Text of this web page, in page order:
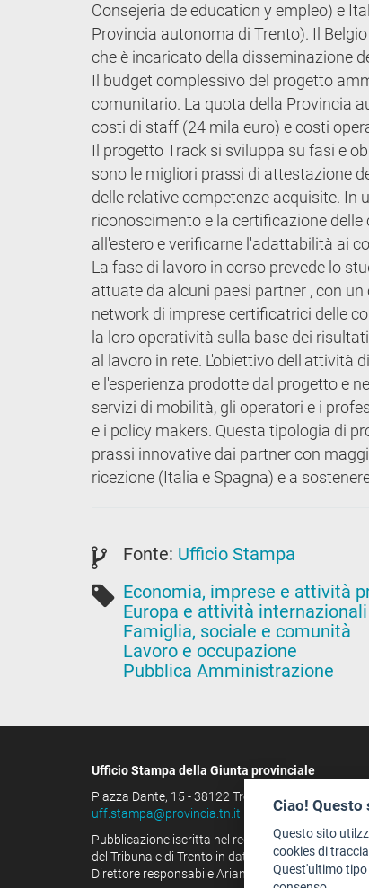
Consejeria de education y empleo) e
Provincia autonoma di Trento). Il
che è incaricato della disseminazione
Il budget complessivo del progetto
comunitario. La quota della Provincia
costi di staff (24 mila euro) e costi
Il progetto Track si sviluppa su fasi e
sono le migliori prassi di attestazione
delle relative competenze acquisite. In
riconoscimento e la certificazione
all'estero e verificarne l'adattabilità ai
La fase di lavoro in corso prevede lo
attuate da alcuni paesi partner , con
network di imprese certificatrici delle
la loro operatività sulla base dei
al lavoro in rete. L'obiettivo dell'attività
e l'esperienza prodotte dal progetto e
servizi di mobilità, gli operatori e i
e i policy makers. Questa tipologia di
prassi innovative dai partner con
ricezione (Italia e Spagna) e a
Fonte: Ufficio Stampa
Economia, imprese e attività
Europa e attività internazionali
Famiglia, sociale e comunità
Lavoro e occupazione
Pubblica Amministrazione
Ufficio Stampa della Giunta provinciale
Piazza Dante, 15 - 38122 Trento (IT)
uff.stampa@provincia.tn.it
Pubblicazione iscritta nel registro della stampa
del Tribunale di Trento in data 13.08.1963 al n. 100
Direttore responsabile Arianna Tamburini
Ciao!
Questo sito
cookies di
Quest'ultimo